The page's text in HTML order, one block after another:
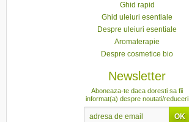
Ghid rapid
Ghid uleiuri esentiale
Despre uleiuri esentiale
Aromaterapie
Despre cosmetice bio
Newsletter
Aboneaza-te daca doresti sa fii
informat(a) despre noutati/reduceri